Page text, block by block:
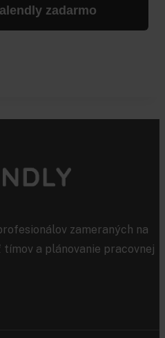
zadarmo
zameraných na
a plánovanie pracovnej